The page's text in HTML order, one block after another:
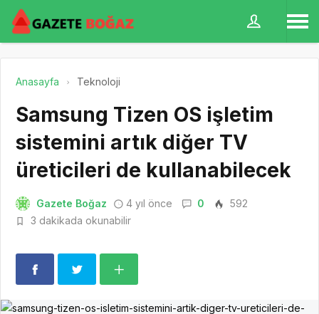
Anasayfa Teknoloji
Samsung Tizen OS işletim
sistemini artık diğer TV
üreticileri de kullanabilecek
Gazete Boğaz 4 yıl önce 0
592
3 dakikada okunabilir